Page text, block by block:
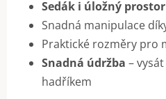
Sedák i úložný prostor
Snadná manipulace
Praktické rozměry pro
Snadná údržba –
hadříkem